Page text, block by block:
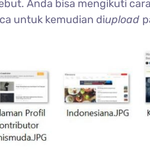
Anda bisa mengikuti
untuk kemudian diupload